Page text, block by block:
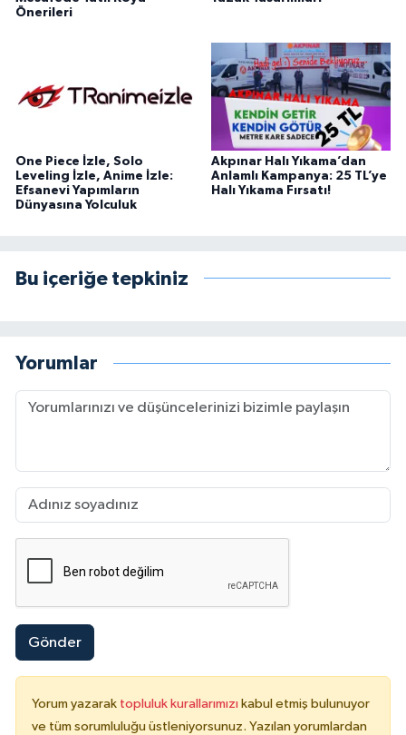
Önerileri
One Piece İzle, Solo
Leveling İzle, Anime İzle:
Efsanevi Yapımların
Dünyasına Yolculuk
Akpınar Halı Yıkama’dan
Anlamlı Kampanya: 25 TL’ye
Halı Yıkama Fırsatı!
Bu içeriğe tepkiniz
Yorumlar
Gönder
Yorum yazarak topluluk kurallarımızı kabul etmiş bulunuyor
ve tüm sorumluluğu üstleniyorsunuz. Yazılan yorumlardan